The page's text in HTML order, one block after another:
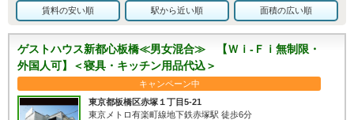
賃料の安い順 駅から近い順 面積の広い順
ゲストハウス新都心板橋≪男女混合≫ 【Ｗｉ-Ｆｉ無制限・
外国人可】＜寝具・キッチン用品代込＞
キャンペーン中
東京都板橋区赤塚１丁目5-21
東京メトロ有楽町線地下鉄赤塚駅 徒歩6分